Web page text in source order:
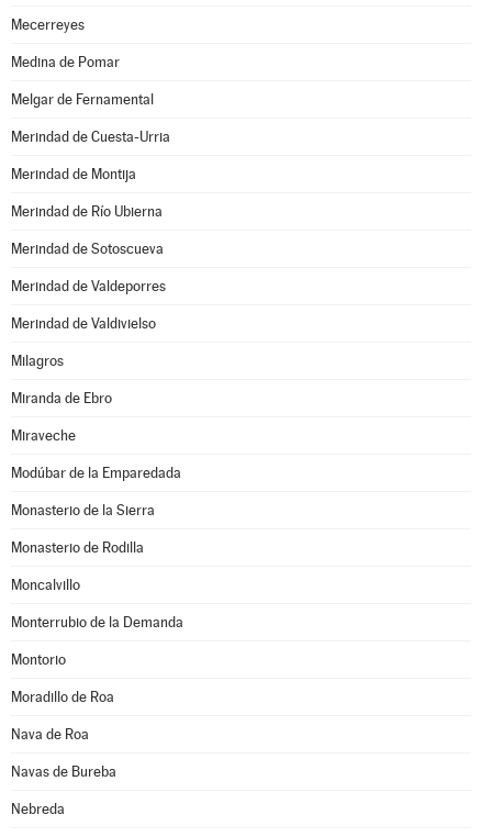
Mecerreyes
Medina de Pomar
Melgar de Fernamental
Merindad de Cuesta-Urria
Merindad de Montija
Merindad de Río Ubierna
Merindad de Sotoscueva
Merindad de Valdeporres
Merindad de Valdivielso
Milagros
Miranda de Ebro
Miraveche
Modúbar de la Emparedada
Monasterio de la Sierra
Monasterio de Rodilla
Moncalvillo
Monterrubio de la Demanda
Montorio
Moradillo de Roa
Nava de Roa
Navas de Bureba
Nebreda